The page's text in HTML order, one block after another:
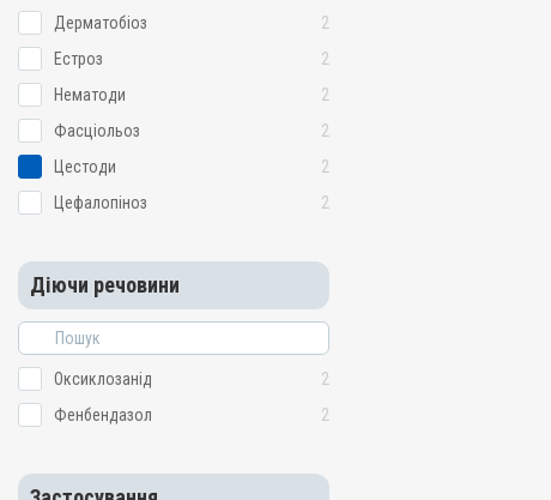
Дерматобіоз
2
Естроз
2
Нематоди
2
Фасціольоз
2
Цестоди
2
Цефалопіноз
2
Діючи речовини
Оксиклозанід
2
Фенбендазол
2